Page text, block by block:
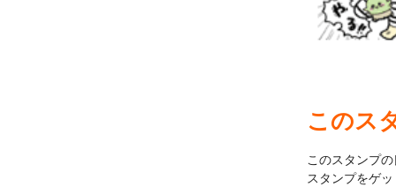
このス
このスタンプ
スタンプをゲ